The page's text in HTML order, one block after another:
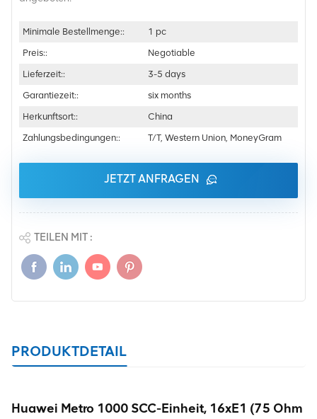
Minimale Bestellmenge::
1 pc
Preis::
Negotiable
Lieferzeit::
3-5 days
Garantiezeit::
six months
Herkunftsort::
China
Zahlungsbedingungen::
T/T, Western Union, MoneyGram
JETZT ANFRAGEN
TEILEN MIT :
PRODUKTDETAIL
Huawei Metro 1000 SCC-Einheit, 16xE1 (75 Ohm